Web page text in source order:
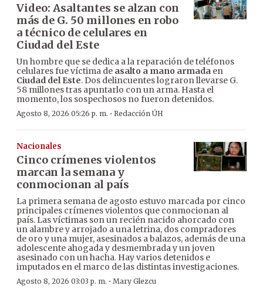
Video: Asaltantes se alzan con
más de G. 50 millones en robo
a técnico de celulares en
Ciudad del Este
Un hombre que se dedica a la reparación de teléfonos
celulares fue víctima de asalto a mano armada en
Ciudad del Este. Dos delincuentes lograron llevarse G.
58 millones tras apuntarlo con un arma. Hasta el
momento, los sospechosos no fueron detenidos.
Agosto 8, 2026 05:26 p. m. · Redacción ÚH
Nacionales
Cinco crímenes violentos
marcan la semana y
conmocionan al país
La primera semana de agosto estuvo marcada por cinco
principales crímenes violentos que conmocionan al
país. Las víctimas son un recién nacido ahorcado con
un alambre y arrojado a una letrina, dos compradores
de oro y una mujer, asesinados a balazos, además de una
adolescente ahogada y desmembrada y un joven
asesinado con un hacha. Hay varios detenidos e
imputados en el marco de las distintas investigaciones.
Agosto 8, 2026 03:03 p. m. · Mary Glezcu